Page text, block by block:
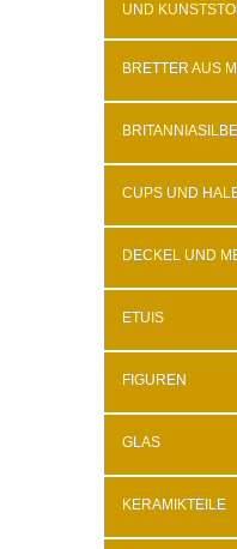
UND
BRETTER AUS
CUPS UND
DECKEL UND
ETUIS
FIGUREN
GLAS
KERAMIKTEILE